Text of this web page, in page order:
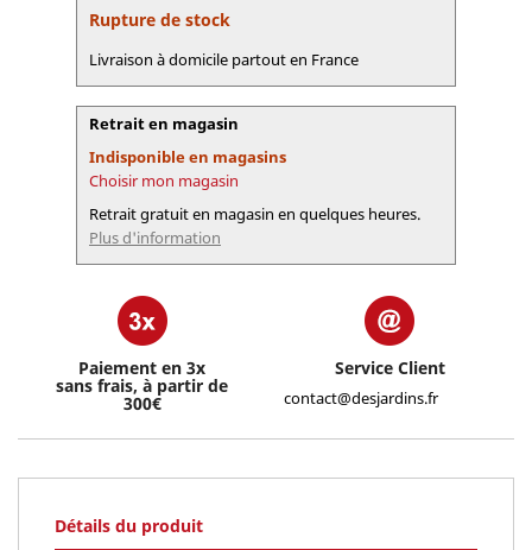
Rupture de stock
Livraison à domicile partout en France
Retrait en magasin
Indisponible en magasins
Choisir mon magasin
Retrait gratuit en magasin en quelques heures.
Plus d'information
Paiement en 3x
sans frais, à partir de
300€
Service Client
contact@desjardins.fr
Détails du produit